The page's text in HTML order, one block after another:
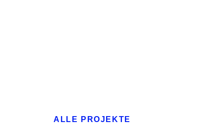
ALLE PROJEKTE